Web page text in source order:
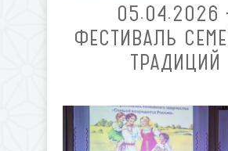
05.04.2026
ФЕСТИВАЛЬ
ТРАДИЦИЙ